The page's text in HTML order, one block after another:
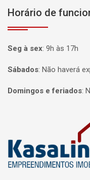
Horário de
Seg à sex: 9h às 17h
Sábados: Não haverá
Domingos e feriados: